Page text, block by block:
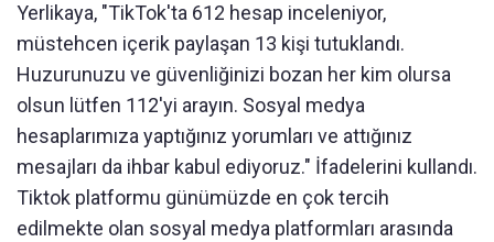
Yerlikaya, "TikTok'ta 612 hesap inceleniyor,
müstehcen içerik paylaşan 13 kişi tutuklandı.
Huzurunuzu ve güvenliğinizi bozan her kim olursa
olsun lütfen 112'yi arayın. Sosyal medya
hesaplarımıza yaptığınız yorumları ve attığınız
mesajları da ihbar kabul ediyoruz." İfadelerini kullandı.
Tiktok platformu günümüzde en çok tercih
edilmekte olan sosyal medya platformları arasında